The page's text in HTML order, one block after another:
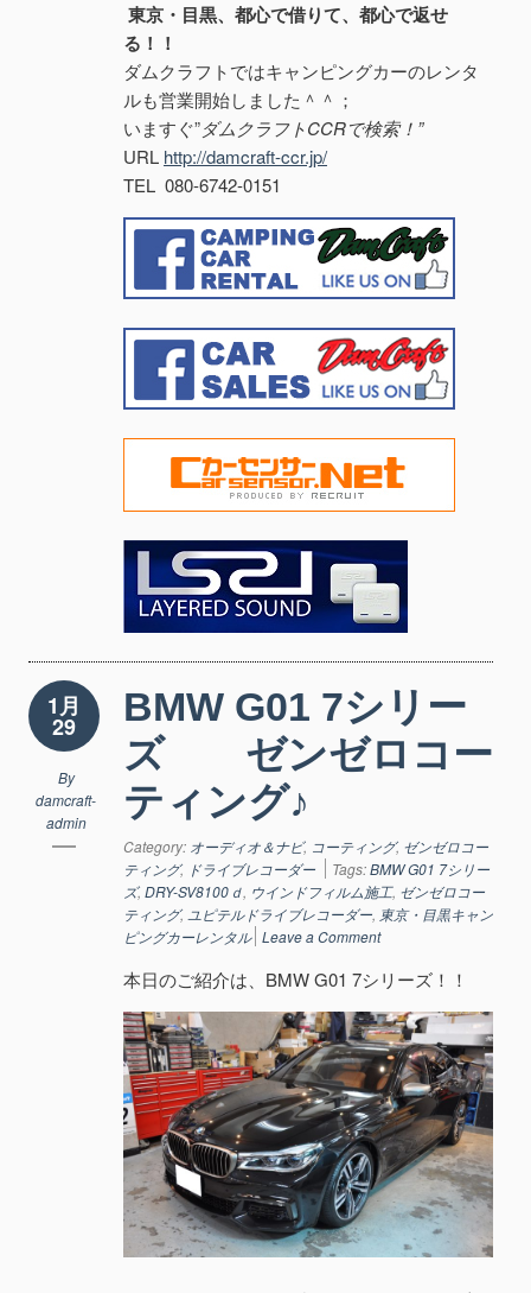
東京・目黒、都心で借りて、都心で返せ
る！！
ダムクラフトではキャンピングカーのレンタ
ルも営業開始しました＾＾；
いますぐ”ダムクラフトCCRで検索！”
URL http://damcraft-ccr.jp/
TEL 080-6742-0151
1月
29
By
damcraft-
admin
BMW G01 7シリー
ズ ゼンゼロコー
ティング♪
Category: オーディオ＆ナビ, コーティング, ゼンゼロコー
ティング, ドライブレコーダー Tags:BMW G01 7シリー
ズ, DRY-SV8100ｄ, ウインドフィルム施工, ゼンゼロコー
ティング, ユピテルドライブレコーダー, 東京・目黒キャン
ピングカーレンタル Leave a Comment
本日のご紹介は、BMW G01 7シリーズ！！